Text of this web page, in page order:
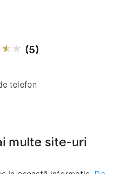
(5)
telefon
multe site-uri